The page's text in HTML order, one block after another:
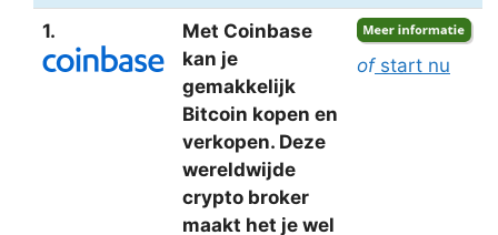
1.
Met Coinbase
kan je
gemakkelijk
Bitcoin kopen en
verkopen. Deze
wereldwijde
crypto broker
maakt het je wel
ofstart nu